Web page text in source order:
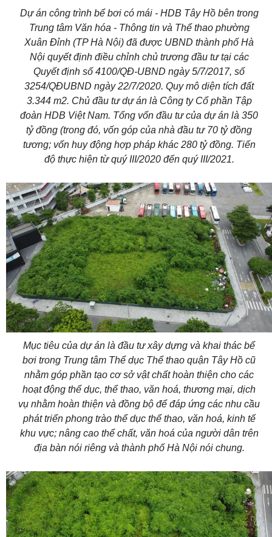
Dự án công trình bể bơi có mái - HDB Tây Hồ bên trong
Trung tâm Văn hóa - Thông tin và Thể thao phường
Xuân Đỉnh (TP Hà Nội) đã được UBND thành phố Hà
Nội quyết định điều chỉnh chủ trương đầu tư tại các
Quyết định số 4100/QĐ-UBND ngày 5/7/2017, số
3254/QĐUBND ngày 22/7/2020. Quy mô diện tích đất
3.344 m2. Chủ đầu tư dự án là Công ty Cổ phần Tập
đoàn HDB Việt Nam. Tổng vốn đầu tư của dự án là 350
tỷ đồng (trong đó, vốn góp của nhà đầu tư 70 tỷ đồng
tương; vốn huy động hợp pháp khác 280 tỷ đồng. Tiến
độ thực hiện từ quý III/2020 đến quý III/2021.
Mục tiêu của dự án là đầu tư xây dựng và khai thác bể
bơi trong Trung tâm Thể dục Thể thao quận Tây Hồ cũ
nhằm góp phần tạo cơ sở vật chất hoàn thiện cho các
hoạt động thể dục, thể thao, văn hoá, thương mại, dịch
vụ nhằm hoàn thiện và đồng bộ để đáp ứng các nhu cầu
phát triển phong trào thể dục thể thao, văn hoá, kinh tế
khu vực; nâng cao thể chất, văn hoá của người dân trên
địa bàn nói riêng và thành phố Hà Nội nói chung.